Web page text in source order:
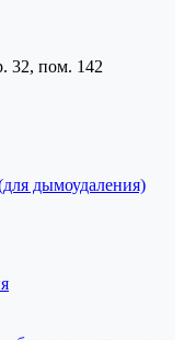
32, пом. 142
дымоудаления)